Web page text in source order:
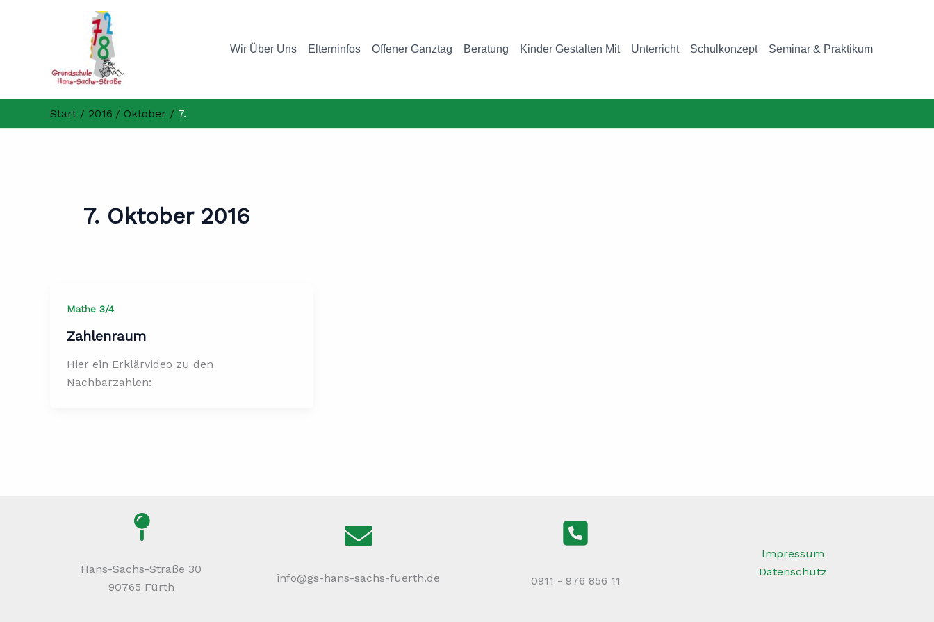
Wir Über Uns Elterninfos Offener Ganztag Beratung Kinder Gestalten Mit Unterricht Schulkonzept Seminar & Praktikum
Start 2016 Oktober 7.
7. Oktober 2016
Mathe 3/4
Zahlenraum
Hier ein Erklärvideo zu den
Nachbarzahlen:
Hans-Sachs-Straße 30
90765 Fürth
info@gs-hans-sachs-fuerth.de 0911 - 976 856 11
Impressum
Datenschutz